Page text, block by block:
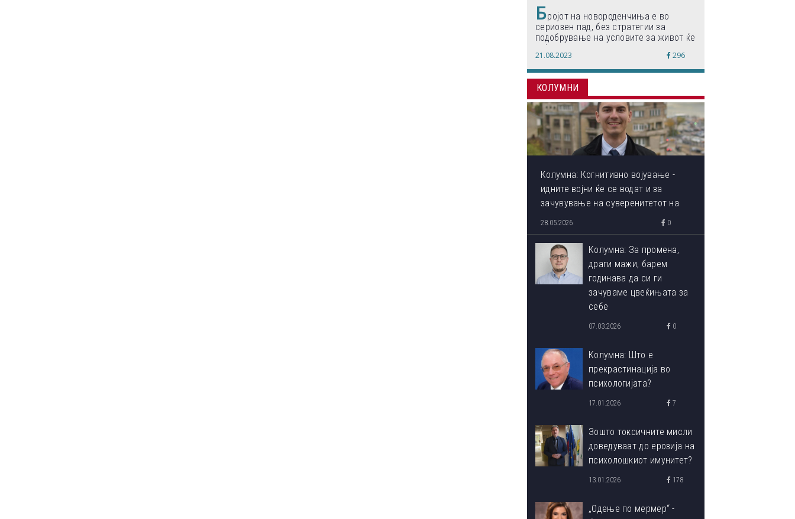
Бројот на новороденчиња е во
сериозен пад, без стратегии за
подобрување на условите за живот ќе
дојде до затворање на училишта,
предупредуваат експертите
21.08.2023 296
КОЛУМНИ
Колумна: Когнитивно војување -
идните војни ќе се водат и за
зачувување на суверенитетот на
сопствениот ум
28.05.2026 0
Колумна: За промена,
драги мажи, барем
годинава да си ги
зачуваме цвеќињата за
себе
07.03.2026 0
Колумна: Што е
прекрастинација во
психологијата?
17.01.2026 7
Зошто токсичните мисли
доведуваат до ерозија на
психолошкиот имунитет?
13.01.2026 178
„Одење по мермер“ -